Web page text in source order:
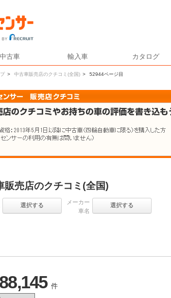
中古車 輸入車 カタログ
> 中古車販売店のクチコミ(全国) > 52944ページ目
販売店のクチコミ(全国)
選択する
メーカー
車名
選択する
件